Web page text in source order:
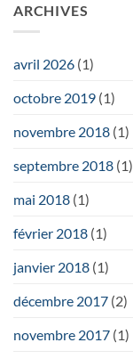
ARCHIVES
avril 2026 (1)
octobre 2019 (1)
novembre 2018 (1)
septembre 2018 (1)
mai 2018 (1)
février 2018 (1)
janvier 2018 (1)
décembre 2017 (2)
novembre 2017 (1)